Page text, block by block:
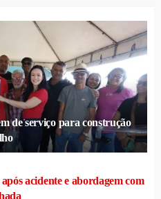
de serviço para construção
acidente e abordagem com